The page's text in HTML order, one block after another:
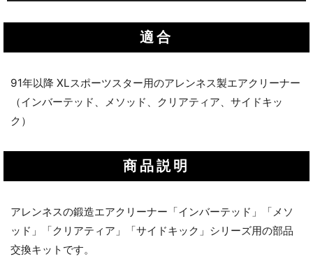
適合
91年以降 XLスポーツスター用のアレンネス製エアクリーナー
（インバーテッド、メソッド、クリアティア、サイドキッ
ク）
商品説明
アレンネスの鍛造エアクリーナー「インバーテッド」「メソ
ッド」「クリアティア」「サイドキック」シリーズ用の部品
交換キットです。